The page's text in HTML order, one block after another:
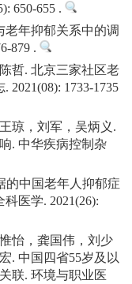
650-655 .
年抑郁关系中的调
879 .
哲. 北京三家社区老
2021(08): 1733-1735
琼，刘军，吴炳义.
. 中华疾病控制杂
的中国老年人抑郁症
医学. 2021(26):
怡，龚国伟，刘少
. 中国四省55岁及以
联. 环境与职业医